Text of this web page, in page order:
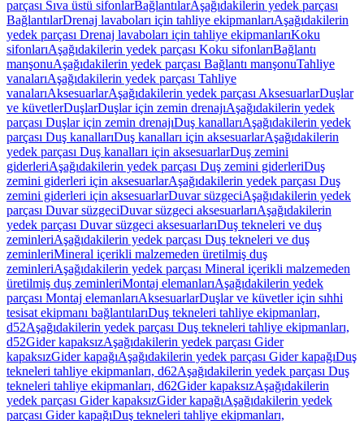
parçası Sıva üstü sifonlarBağlantılarAşağıdakilerin yedek parçası
BağlantılarDrenaj lavaboları için tahliye ekipmanlarıAşağıdakilerin
yedek parçası Drenaj lavaboları için tahliye ekipmanlarıKoku
sifonlarıAşağıdakilerin yedek parçası Koku sifonlarıBağlantı
manşonuAşağıdakilerin yedek parçası Bağlantı manşonuTahliye
vanalarıAşağıdakilerin yedek parçası Tahliye
vanalarıAksesuarlarAşağıdakilerin yedek parçası AksesuarlarDuşlar
ve küvetlerDuşlarDuşlar için zemin drenajıAşağıdakilerin yedek
parçası Duşlar için zemin drenajıDuş kanallarıAşağıdakilerin yedek
parçası Duş kanallarıDuş kanalları için aksesuarlarAşağıdakilerin
yedek parçası Duş kanalları için aksesuarlarDuş zemini
giderleriAşağıdakilerin yedek parçası Duş zemini giderleriDuş
zemini giderleri için aksesuarlarAşağıdakilerin yedek parçası Duş
zemini giderleri için aksesuarlarDuvar süzgeciAşağıdakilerin yedek
parçası Duvar süzgeciDuvar süzgeci aksesuarlarıAşağıdakilerin
yedek parçası Duvar süzgeci aksesuarlarıDuş tekneleri ve duş
zeminleriAşağıdakilerin yedek parçası Duş tekneleri ve duş
zeminleriMineral içerikli malzemeden üretilmiş duş
zeminleriAşağıdakilerin yedek parçası Mineral içerikli malzemeden
üretilmiş duş zeminleriMontaj elemanlarıAşağıdakilerin yedek
parçası Montaj elemanlarıAksesuarlarDuşlar ve küvetler için sıhhi
tesisat ekipmanı bağlantılarıDuş tekneleri tahliye ekipmanları,
d52Aşağıdakilerin yedek parçası Duş tekneleri tahliye ekipmanları,
d52Gider kapaksızAşağıdakilerin yedek parçası Gider
kapaksızGider kapağıAşağıdakilerin yedek parçası Gider kapağıDuş
tekneleri tahliye ekipmanları, d62Aşağıdakilerin yedek parçası Duş
tekneleri tahliye ekipmanları, d62Gider kapaksızAşağıdakilerin
yedek parçası Gider kapaksızGider kapağıAşağıdakilerin yedek
parçası Gider kapağıDuş tekneleri tahliye ekipmanları,